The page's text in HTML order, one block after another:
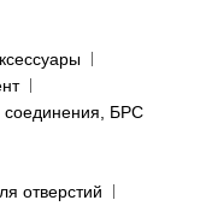
БРС
отверстий